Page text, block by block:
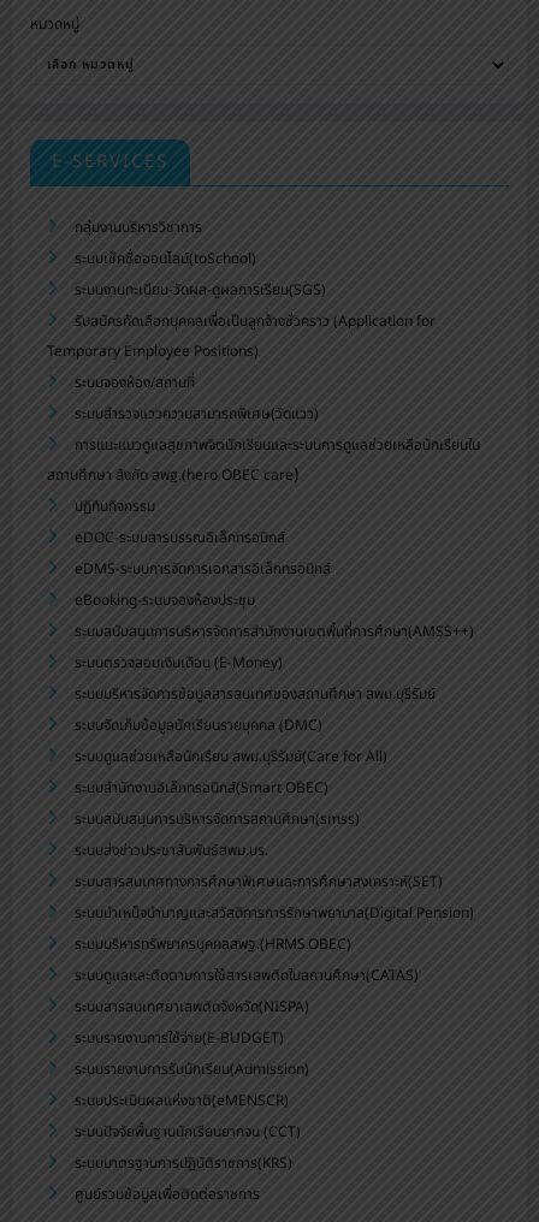
หมวดหมู่
E-SERVICES
กลุ่มงานบริหารวิชาการ
ระบบเช็คชื่อออนไลน์(toSchool)
ระบบงานทะเบียน-วัดผล-ดูผลการเรียน(SGS)
รับสมัครคัดเลือกบุคคลเพื่อเป็นลูกจ้างชั่วคราว (Application for
Temporary Employee Positions)
ระบบจองห้อง/สถานที่
ระบบสำรวจแววความสามารถพิเศษ(วัดแวว)
การแนะแนวดูแลสุขภาพจิตนักเรียนและระบบการดูแลช่วยเหลือนักเรียนใน
สถานศึกษา สังกัด สพฐ.(hero OBEC care)
ปฏิทินกิจกรรม
eDOC-ระบบสารบรรณอิเล็กทรอนิกส์
eDMS-ระบบการจัดการเอกสารอิเล็กทรอนิกส์
eBooking-ระบบจองห้องประชุม
ระบบสนับสนุนการบริหารจัดการสำนักงานเขตพื้นที่การศึกษา(AMSS++)
ระบบตรวจสอบเงินเดือน (E-Money)
ระบบบริหารจัดการข้อมูลสารสนเทศของสถานศึกษา สพม.บุรีรัมย์
ระบบจัดเก็บข้อมูลนักเรียนรายบุคคล (DMC)
ระบบดูแลช่วยเหลือนักเรียน สพม.บุรีรัมย์(Care for All)
ระบบสำนักงานอิเล็กทรอนิกส์(Smart OBEC)
ระบบสนับสนุนการบริหารจัดการสถานศึกษา(smss)
ระบบส่งข่าวประชาสัมพันธ์สพม.บร.
ระบบสารสนเทศทางการศึกษาพิเศษและการศึกษาสงเคราะห์(SET)
ระบบบำเหน็จบำนาญและสวัสดิการการรักษาพยาบาล(Digital Pension)
ระบบบริหารทรัพยากรบุคคลสพฐ.(HRMS.OBEC)
ระบบดูแลและติดตามการใช้สารเสพติดในสถานศึกษา(CATAS)
ระบบสารสนเทศยาเสพติดจังหวัด(NISPA)
ระบบรายงานการใช้จ่าย(E-BUDGET)
ระบบรายงานการรับนักเรียน(Admission)
ระบบประเมินผลแห่งชาติ(eMENSCR)
ระบบปัจจัยพื้นฐานนักเรียนยากจน (CCT)
ระบบมาตรฐานการปฏิบัติราชการ(KRS)
ศูนย์รวมข้อมูลเพื่อติดต่อราชการ